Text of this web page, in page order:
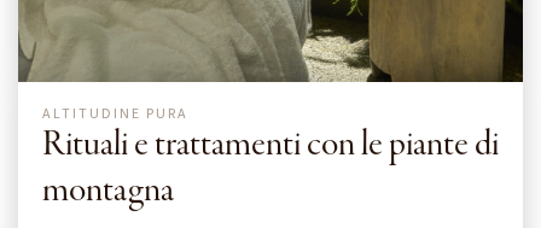
ALTITUDINE PURA
Rituali e trattamenti con le piante di
montagna